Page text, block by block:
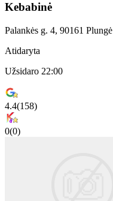
Kebabinė
Palankės g. 4, 90161 Plungė
Atidaryta
Užsidaro 22:00
4.4(158)
0(0)